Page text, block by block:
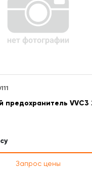
предохранитель VVC3
Запрос цены